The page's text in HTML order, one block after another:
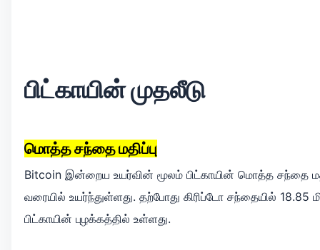
பிட்காயின் முதலீடு
மொத்த சந்தை மதிப்பு
Bitcoin இன்றைய உயர்வின் மூலம் பிட்காயின் மொத்த சந்தை
வரையில் உயர்ந்துள்ளது. தற்போது கிரிப்டோ சந்தையில் 18.85
பிட்காயின் புழக்கத்தில் உள்ளது.